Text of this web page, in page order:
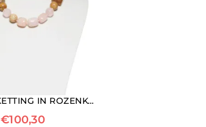
KORTE KETTING IN ROZENKWARTS EN LANDSCHAPS JASPIS
€100,30